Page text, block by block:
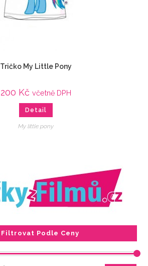
Tričko My Little Pony
200 Kč včetně DPH
Detail
My little pony
Filtrovat Podle Ceny